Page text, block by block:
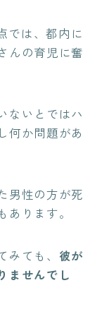
では、都内に
んの育児に奮
ないとではハ
何か問題があ
男性の方が死
ります。
ても、 彼が
ませんでし